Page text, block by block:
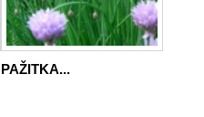
PAŽITKA...